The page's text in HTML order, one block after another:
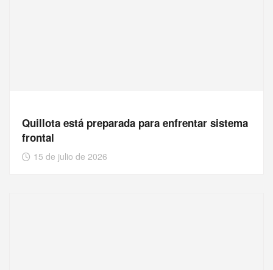
Quillota está preparada para enfrentar sistema
frontal
15 de julio de 2026